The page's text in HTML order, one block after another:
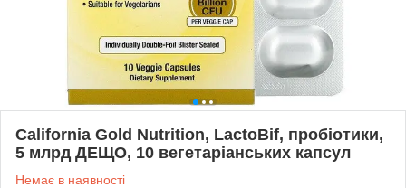
California Gold Nutrition, LactoBif, пробіотики,
5 млрд ДЕЩО, 10 вегетаріанських капсул
Немає в наявності